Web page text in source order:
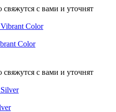
с вами и уточнят
Color
с вами и уточнят